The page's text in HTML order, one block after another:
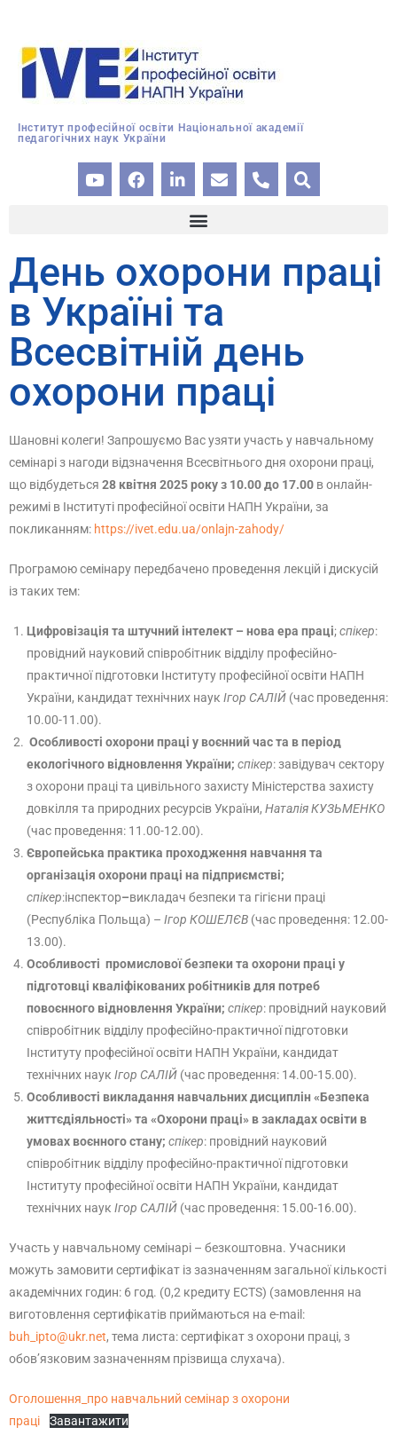
Інститут професійної освіти Національної академії
педагогічних наук України
День охорони праці
в Україні та
Всесвітній день
охорони праці
Шановні колеги! Запрошуємо Вас узяти участь у навчальному
семінарі з нагоди відзначення Всесвітнього дня охорони праці,
що відбудеться 28 квітня 2025 року з 10.00 до 17.00 в онлайн-
режимі в Інституті професійної освіти НАПН України, за
покликанням: https://ivet.edu.ua/onlajn-zahody/
Програмою семінару передбачено проведення лекцій і дискусій
із таких тем:
Цифровізація та штучний інтелект – нова ера праці;спікер:
провідний науковий співробітник відділу професійно-
практичної підготовки Інституту професійної освіти НАПН
України, кандидат технічних наук Ігор САЛІЙ (час проведення:
10.00-11.00).
Особливості охорони праці у воєнний час та в період
екологічного відновлення України; спікер: завідувач сектору
з охорони праці та цивільного захисту Міністерства захисту
довкілля та природних ресурсів України, Наталія КУЗЬМЕНКО
(час проведення: 11.00-12.00).
Європейська практика проходження навчання та
організація охорони праці на підприємстві;
спікер:інспектор–викладач безпеки та гігієни праці
(Республіка Польща) – Ігор КОШЕЛЄВ (час проведення: 12.00-
13.00).
Особливості промислової безпеки та охорони праці у
підготовці кваліфікованих робітників для потреб
повоєнного відновлення України; спікер: провідний науковий
співробітник відділу професійно-практичної підготовки
Інституту професійної освіти НАПН України, кандидат
технічних наук Ігор САЛІЙ (час проведення: 14.00-15.00).
Особливості викладання навчальних дисциплін «Безпека
життєдіяльності» та «Охорони праці» в закладах освіти в
умовах воєнного стану; спікер: провідний науковий
співробітник відділу професійно-практичної підготовки
Інституту професійної освіти НАПН України, кандидат
технічних наук Ігор САЛІЙ (час проведення: 15.00-16.00).
Участь у навчальному семінарі – безкоштовна. Учасники
можуть замовити сертифікат із зазначенням загальної кількості
академічних годин: 6 год. (0,2 кредиту ECTS) (замовлення на
виготовлення сертифікатів приймаються на e-mail:
buh_ipto@ukr.net, тема листа: сертифікат з охорони праці, з
обов’язковим зазначенням прізвища слухача).
Оголошення_про навчальний семінар з охорони
праці
Завантажити